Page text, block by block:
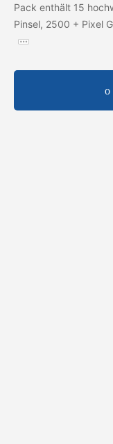
Pack enthält 15
Pinsel, 2500 + Pixel